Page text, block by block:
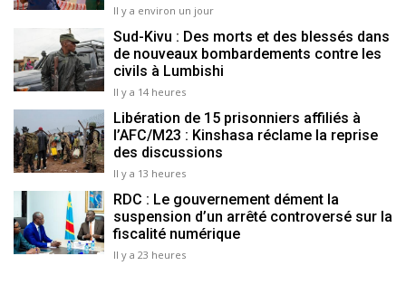
Il y a environ un jour
Sud-Kivu : Des morts et des blessés dans
de nouveaux bombardements contre les
civils à Lumbishi
Il y a 14 heures
Libération de 15 prisonniers affiliés à
l’AFC/M23 : Kinshasa réclame la reprise
des discussions
Il y a 13 heures
RDC : Le gouvernement dément la
suspension d’un arrêté controversé sur la
fiscalité numérique
Il y a 23 heures